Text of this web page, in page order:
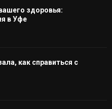
здоровья:
в Уфе
как справиться с